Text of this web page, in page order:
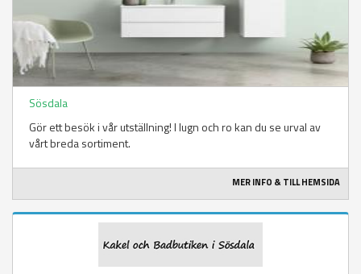
Sösdala
Gör ett besök i vår utställning! I lugn och ro kan du se urval av
vårt breda sortiment.
MER INFO & TILL HEMSIDA